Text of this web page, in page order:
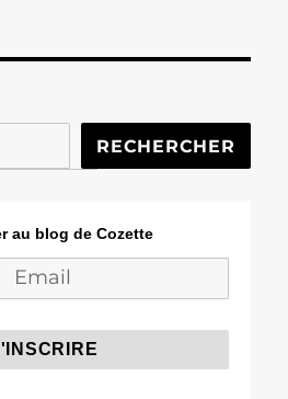
RECHERCHER
au blog de Cozette